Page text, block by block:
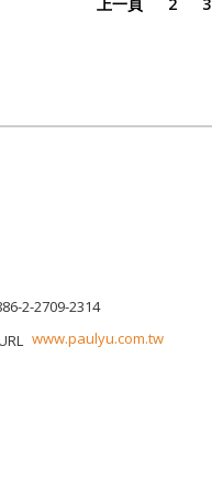
2-2709-2314
www.paulyu.com.tw